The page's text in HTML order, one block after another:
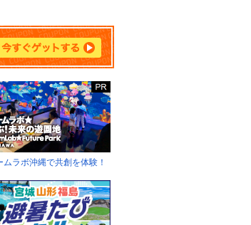
する
ムラボ沖縄で共創を体験！